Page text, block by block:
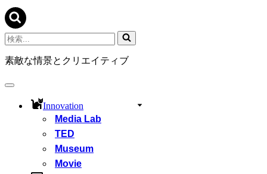
シ
ョ
ン
メ
ニ
ュ
検
索...
素敵な情景とクリエイティブ
ナ
Innovation
Media Lab
TED
Museum
Movie